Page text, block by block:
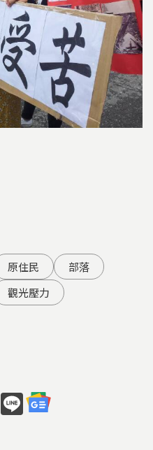
原住民
部落
觀光壓力
F
a
Li
n